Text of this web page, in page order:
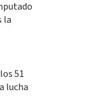
la
51
lucha